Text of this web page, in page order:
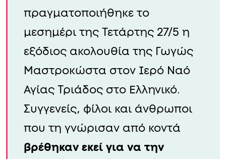
πραγματοποιήθηκε το
μεσημέρι της Τετάρτης 27/5 η
εξόδιος ακολουθία της Γωγώς
Μαστροκώστα στον Ιερό Ναό
Αγίας Τριάδος στο Ελληνικό.
Συγγενείς, φίλοι και άνθρωποι
που τη γνώρισαν από κοντά
βρέθηκαν εκεί για να την